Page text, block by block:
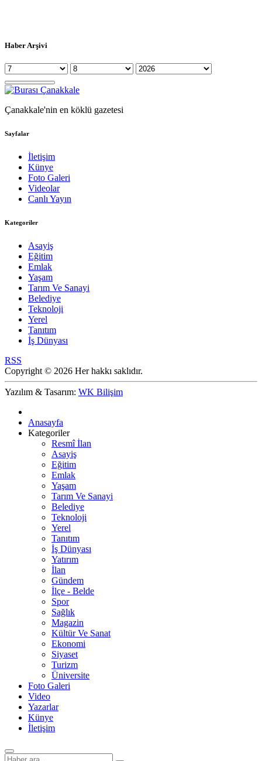
Haber Arşivi
Çanakkale'nin en köklü gazetesi
Sayfalar
İletişim
Künye
Foto Galeri
Videolar
Canlı Yayın
Kategoriler
Asayiş
Eğitim
Emlak
Yaşam
Tarım Ve Sanayi
Belediye
Teknoloji
Yerel
Tanıtım
İş Dünyası
RSS
Copyright © 2026 Her hakkı saklıdır.
Yazılım & Tasarım: WK Bilişim
Anasayfa
Kategoriler
Resmî İlan
Asayiş
Eğitim
Emlak
Yaşam
Tarım Ve Sanayi
Belediye
Teknoloji
Yerel
Tanıtım
İş Dünyası
Yatırım
İlan
Gündem
İlçe - Belde
Spor
Sağlık
Magazin
Kültür Ve Sanat
Ekonomi
Siyaset
Turizm
Üniversite
Foto Galeri
Video
Yazarlar
Künye
İletişim